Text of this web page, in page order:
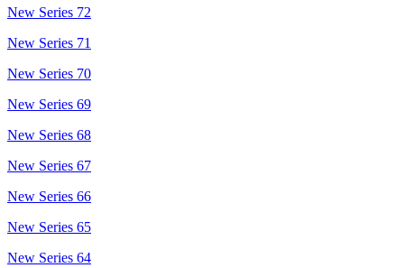
New Series 72
New Series 71
New Series 70
New Series 69
New Series 68
New Series 67
New Series 66
New Series 65
New Series 64